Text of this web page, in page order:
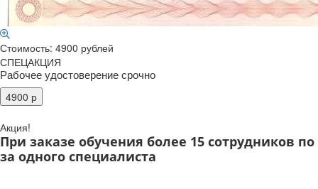
Стоимость: 4900 рублей
СПЕЦАКЦИЯ
Рабочее удостоверение срочно
Акция!
При заказе обучения более 15 сотрудников
за одного специалиста